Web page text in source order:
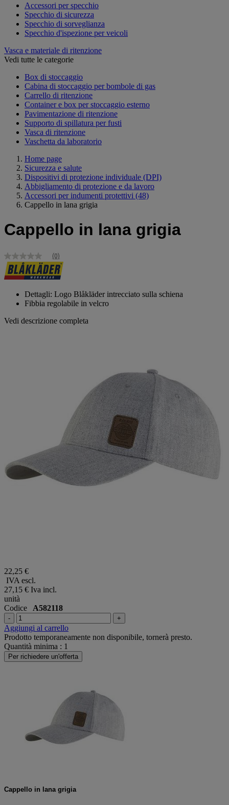
Accessori per specchio
Specchio di sicurezza
Specchio di sorveglianza
Specchio d'ispezione per veicoli
Vasca e materiale di ritenzione
Vedi tutte le categorie
Box di stoccaggio
Cabina di stoccaggio per bombole di gas
Carrello di ritenzione
Container e box per stoccaggio esterno
Pavimentazione di ritenzione
Supporto di spillatura per fusti
Vasca di ritenzione
Vaschetta da laboratorio
Home page
Sicurezza e salute
Dispositivi di protezione individuale (DPI)
Abbigliamento di protezione e da lavoro
Accessori per indumenti protettivi (48)
Cappello in lana grigia
Cappello in lana grigia
Nessuna
valutazione
Stesso
pagina.
(0)
Dettagli: Logo Blåkläder intrecciato sulla schiena
Fibbia regolabile in velcro
Vedi descrizione completa
22,25 €
IVA escl.
27,15 € Iva incl.
unità
Codice A582118
- +
Aggiungi al carrello
Prodotto temporaneamente non disponibile, tornerà presto.
Quantità minima : 1
Per richiedere un'offerta
Cappello in lana grigia